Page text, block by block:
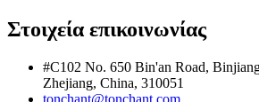
Στοιχεία επικοινωνίας
#C102 No. 650 Bin'an Road,
Zhejiang, China, 310051
tonchant@tonchant.com